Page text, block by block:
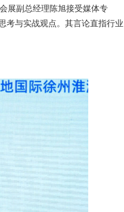
展副总经理陈旭接受媒体专
考与实战观点。其言论直指行业